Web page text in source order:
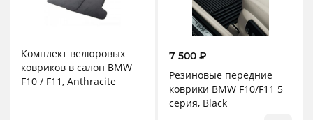
Комплект велюровых
ковриков в салон BMW
F10 / F11, Anthracite
7 500 ₽
Резиновые передние
коврики BMW F10/F11 5
серия, Black